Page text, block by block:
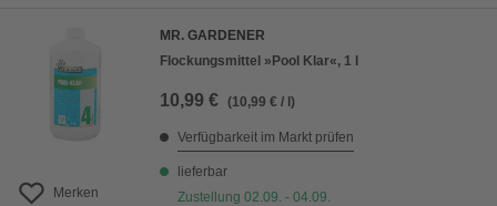
Merken
MR. GARDENER
Flockungsmittel »Pool Klar«, 1 l
10,99 € (10,99 € / l)
Verfügbarkeit im Markt prüfen
lieferbar
Zustellung 02.09. - 04.09.